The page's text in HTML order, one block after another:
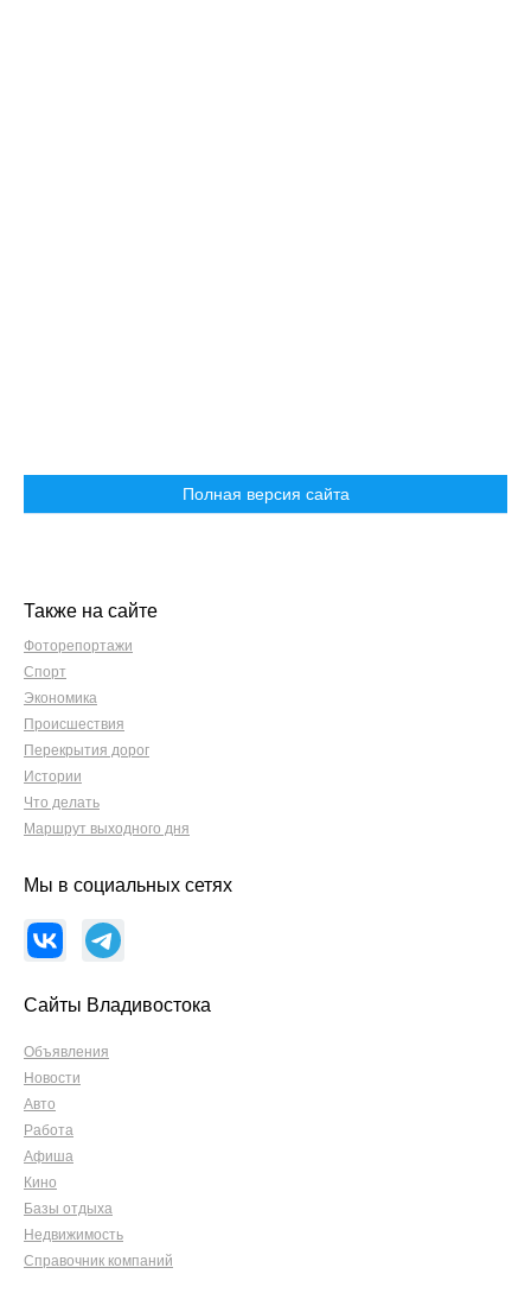
Полная версия сайта
Также на сайте
Фоторепортажи
Спорт
Экономика
Происшествия
Перекрытия дорог
Истории
Что делать
Маршрут выходного дня
Мы в социальных сетях
Сайты Владивостока
Объявления
Новости
Авто
Работа
Афиша
Кино
Базы отдыха
Недвижимость
Справочник компаний